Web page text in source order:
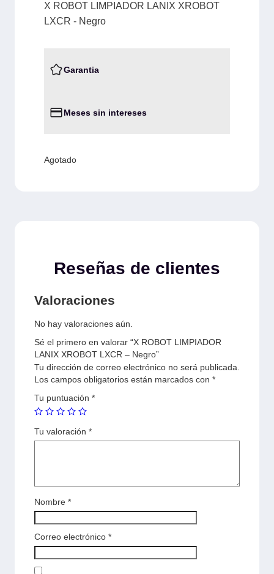
X ROBOT LIMPIADOR LANIX XROBOT
LXCR - Negro
Garantia
Meses sin intereses
Agotado
Reseñas de clientes
Valoraciones
No hay valoraciones aún.
Sé el primero en valorar “X ROBOT LIMPIADOR
LANIX XROBOT LXCR – Negro”
Tu dirección de correo electrónico no será publicada.
Los campos obligatorios están marcados con *
Tu puntuación *
Tu valoración *
Nombre *
Correo electrónico *